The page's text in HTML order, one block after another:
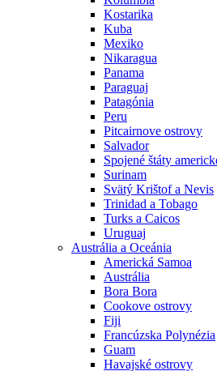
Kostarika
Kuba
Mexiko
Nikaragua
Panama
Paraguaj
Patagónia
Peru
Pitcairnove ostrovy
Salvador
Spojené štáty
Surinam
Svätý Krištof a Nevis
Trinidad a Tobago
Turks a Caicos
Uruguaj
Austrália a Oceánia
Americká Samoa
Austrália
Bora Bora
Cookove ostrovy
Fiji
Francúzska Polynézia
Guam
Havajské ostrovy